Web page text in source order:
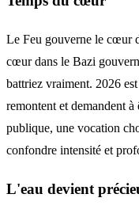
Le Feu gouverne le cœur
cœur dans le Bazi
battriez vraiment. 2026
remontent et demandent
publique, une vocation
confondre intensité et
L'eau devient